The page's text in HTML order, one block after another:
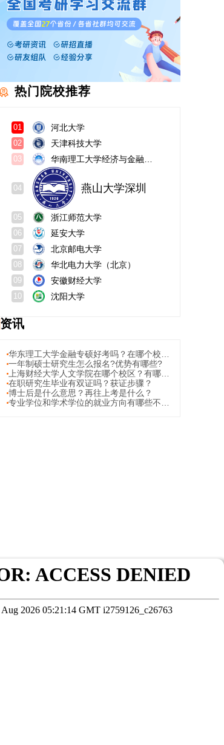
热门院校推荐
01 河北大学
02 天津科技大学
03
04 燕山大学深圳
05 浙江师范大学
06 延安大学
07 北京邮电大学
08 华北电力大学（北京）
09 安徽财经大学
10 沈阳大学
资讯
一年制硕士研究生怎么报名?优势有哪些?
在职研究生毕业有双证吗？获证步骤？
博士后是什么意思？再往上考是什么？